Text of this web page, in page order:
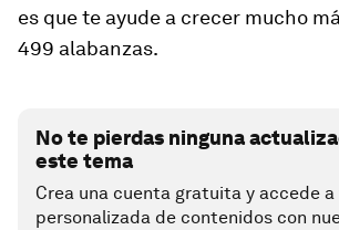
es que te ayude a crecer mucho
499 alabanzas.
No te pierdas ninguna
este tema
Crea una cuenta gratuita y accede
personalizada de contenidos con